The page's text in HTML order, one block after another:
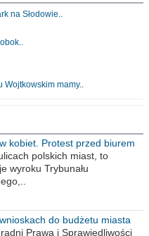
na Słodowie..
Wojtkowskim mamy..
kobiet. Protest przed biurem
polskich miast, to
wyroku Trybunału
do budżetu miasta
Prawa i Sprawiedliwości